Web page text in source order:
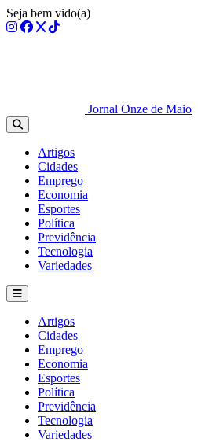
Seja bem vido(a)
Jornal Onze de Maio
Artigos
Cidades
Emprego
Economia
Esportes
Política
Previdência
Tecnologia
Variedades
Artigos
Cidades
Emprego
Economia
Esportes
Política
Previdência
Tecnologia
Variedades